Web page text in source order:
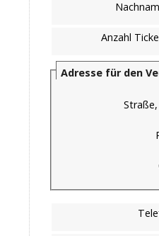
Anzahl
Adresse für den